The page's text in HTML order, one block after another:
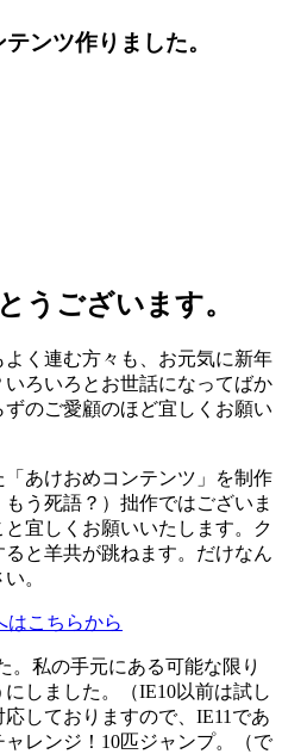
ンツ作りました。
うございます。
く連む方々も、お元気に新年
ろいろとお世話になってばか
のご愛顧のほど宜しくお願い
あけおめコンテンツ」を制作
う死語？）拙作ではございま
宜しくお願いいたします。ク
と羊共が跳ねます。だけなん
。
はこちらから
。私の手元にある可能な限り
しました。（IE10以前は試し
しておりますので、IE11であ
レンジ！10匹ジャンプ。（で